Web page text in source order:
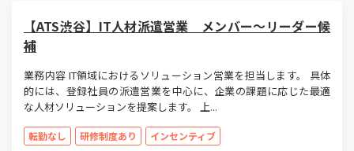
【ATS渋谷】IT人材派遣営業 メンバー～リーダー候
補
業務内容 IT領域におけるソリューション営業を担当します。 具体
的には、登録社員の派遣営業を中心に、企業の課題に応じた最適
な人材ソリューションを提案します。 上...
転勤なし 研修制度あり インセンティブ